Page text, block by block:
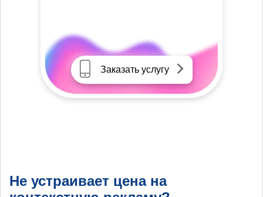
Заказать услугу
Не устраивает цена на